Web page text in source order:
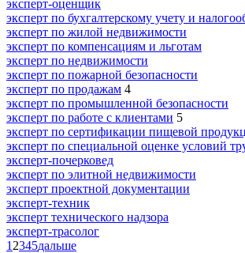
эксперт-оценщик
эксперт по бухгалтерскому учету и
эксперт по жилой недвижимости
эксперт по компенсациям и льготам
эксперт по недвижимости
эксперт по пожарной безопасности
эксперт по продажам 4
эксперт по промышленной безопасности
эксперт по работе с клиентами 5
эксперт по сертификации пищевой
эксперт по специальной оценке условий
эксперт-почерковед
эксперт по элитной недвижимости
эксперт проектной документации
эксперт-техник
эксперт технического надзора
эксперт-трасолог
1 2345дальше